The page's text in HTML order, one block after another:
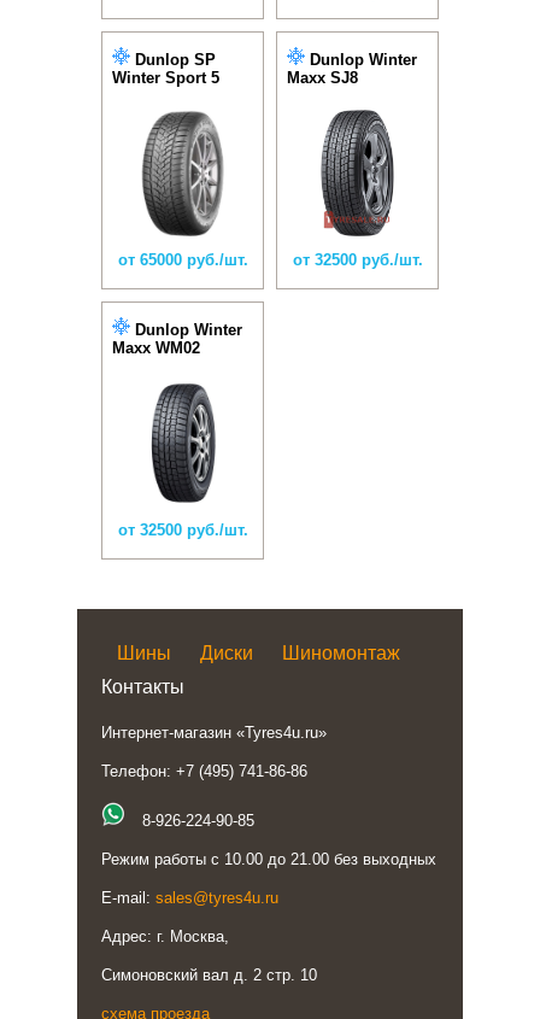
Dunlop SP
Winter Sport 5
от 65000 руб./шт.
Dunlop Winter
Maxx SJ8
от 32500 руб./шт.
Dunlop Winter
Maxx WM02
от 32500 руб./шт.
Шины Диски
Шиномонтаж
Контакты
Интернет-магазин «Tyres4u.ru»
Телефон: +7 (495) 741-86-86
8-926-224-90-85
Режим работы с 10.00 до 21.00 без выходных
E-mail: sales@tyres4u.ru
Адрес: г. Москва,
Симоновский вал д. 2 стр. 10
схема проезда